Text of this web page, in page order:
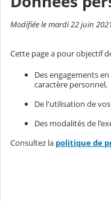
Modifiée le mardi 22 juin
Cette page a pour objectif
Des engagements
caractère personnel,
De l'utilisation de
Des modalités de
Consultez la politique de